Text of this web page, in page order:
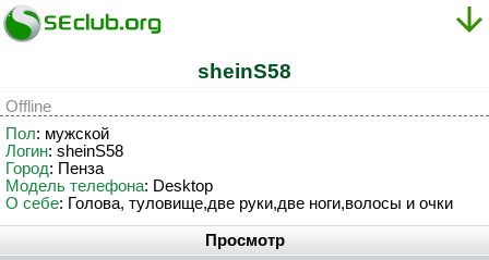
sheinS58
Offline
Пол: мужской
Логин: sheinS58
Город: Пенза
Модель телефона: Desktop
О себе: Голова, туловище,две руки,две ноги,волосы и очки
Просмотр